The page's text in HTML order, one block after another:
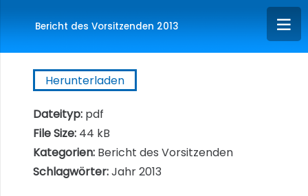
Bericht des Vorsitzenden 2013
Herunterladen
Dateityp: pdf
File Size: 44 kB
Kategorien: Bericht des Vorsitzenden
Schlagwörter:Jahr 2013